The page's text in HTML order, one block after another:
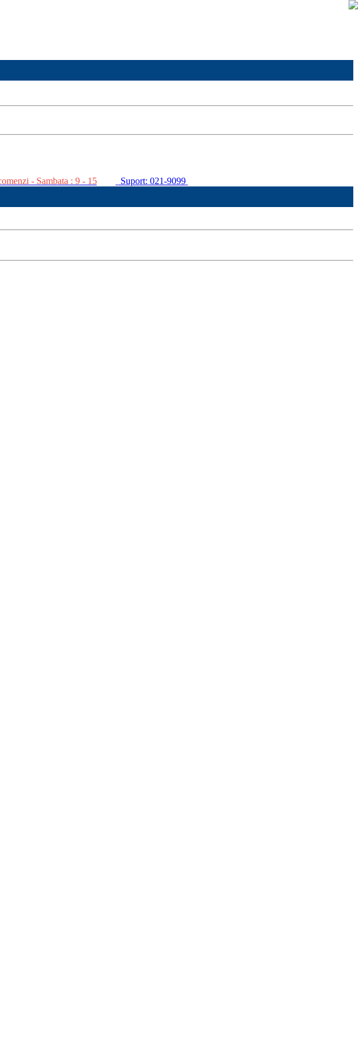
- Sambata : 9 - 15 Suport: 021-9099